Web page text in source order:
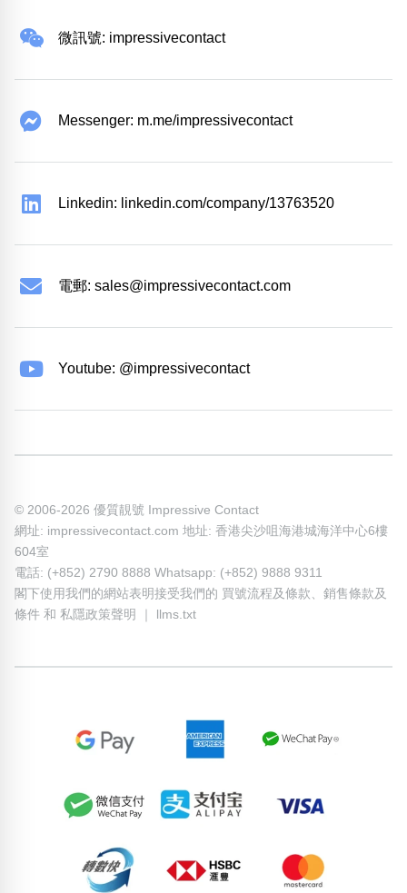
微訊號: impressivecontact
Messenger: m.me/impressivecontact
Linkedin: linkedin.com/company/13763520
電郵: sales@impressivecontact.com
Youtube: @impressivecontact
© 2006-2026 優質靚號 Impressive Contact
網址: impressivecontact.com 地址: 香港尖沙咀海港城海洋中心6樓
604室
電話: (+852) 2790 8888 Whatsapp: (+852) 9888 9311
閣下使用我們的網站表明接受我們的 買號流程及條款、 銷售條款及
條件 和 私隱政策聲明 llms.txt